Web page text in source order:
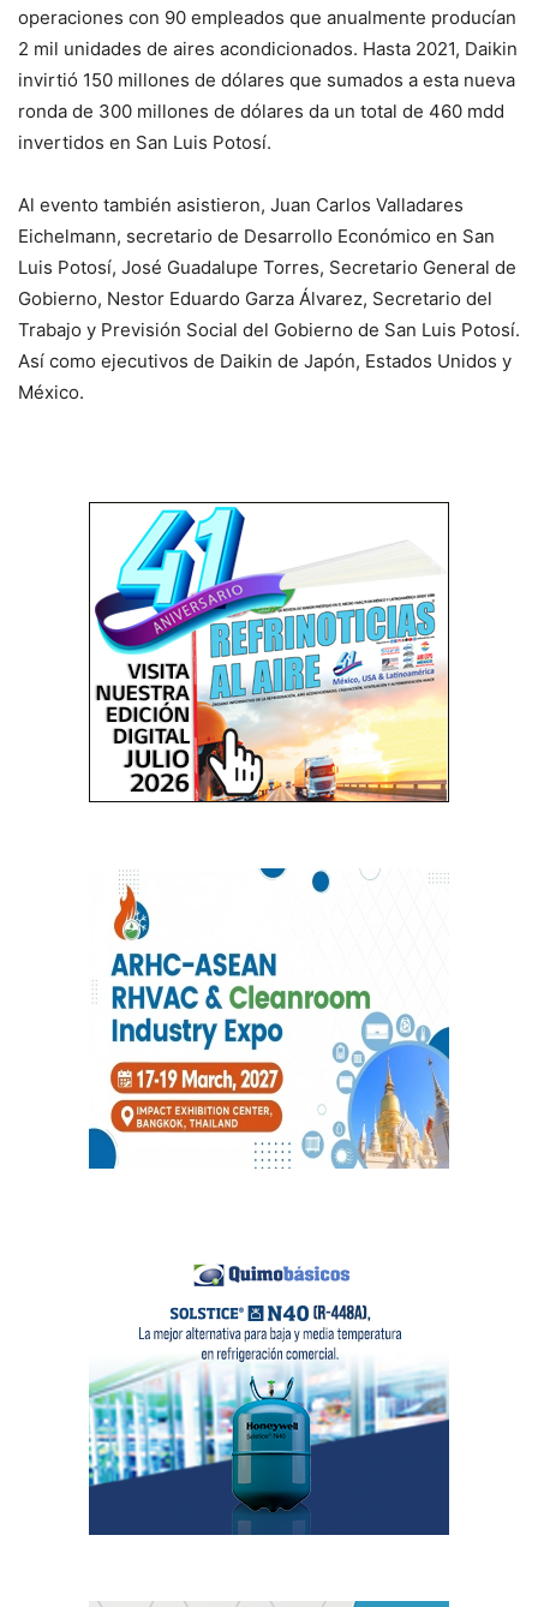
operaciones con 90 empleados que anualmente producían
2 mil unidades de aires acondicionados. Hasta 2021, Daikin
invirtió 150 millones de dólares que sumados a esta nueva
ronda de 300 millones de dólares da un total de 460 mdd
invertidos en San Luis Potosí.
Al evento también asistieron, Juan Carlos Valladares
Eichelmann, secretario de Desarrollo Económico en San
Luis Potosí, José Guadalupe Torres, Secretario General de
Gobierno, Nestor Eduardo Garza Álvarez, Secretario del
Trabajo y Previsión Social del Gobierno de San Luis Potosí.
Así como ejecutivos de Daikin de Japón, Estados Unidos y
México.